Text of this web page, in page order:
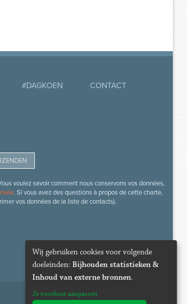
#DAGKOEN CONTACT
voulez savoir comment nous conservons vos données,
. Si vous avez des questions à propos de cette charte,
vos données de la liste de contacts).
Wij gebruiken cookies voor volgende
doeleinden: Bijhouden statistieken &
Inhoud van externe bronnen.
Je voorkeur aanpassen